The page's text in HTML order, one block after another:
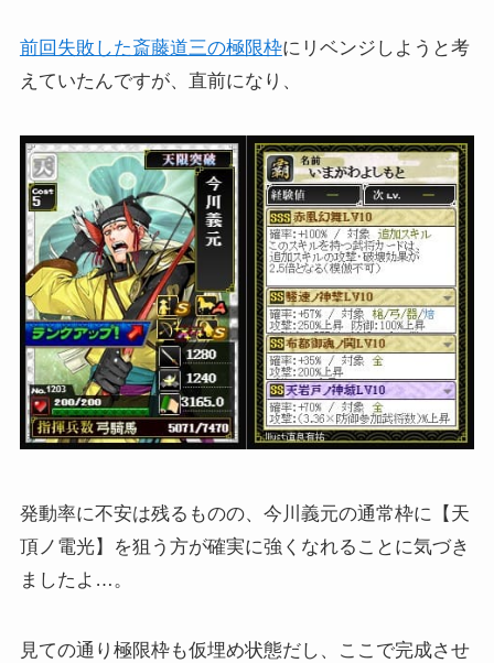
前回失敗した斎藤道三の極限枠にリベンジしようと考
えていたんですが、直前になり、
発動率に不安は残るものの、今川義元の通常枠に【天
頂ノ電光】を狙う方が確実に強くなれることに気づき
ましたよ…。
見ての通り極限枠も仮埋め状態だし、ここで完成させ